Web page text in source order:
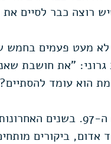
רוצה כבר לסיים את
מעט פעמים בחמש
"את חושבת
הוא עומד להסתיים?
בזמן ההוא, אבי היה כבר לקראת יום
אדום, ביקורים